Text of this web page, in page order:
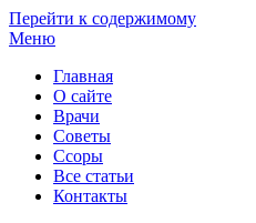
Перейти к содержимому
Меню
Главная
О сайте
Врачи
Советы
Ссоры
Все статьи
Контакты